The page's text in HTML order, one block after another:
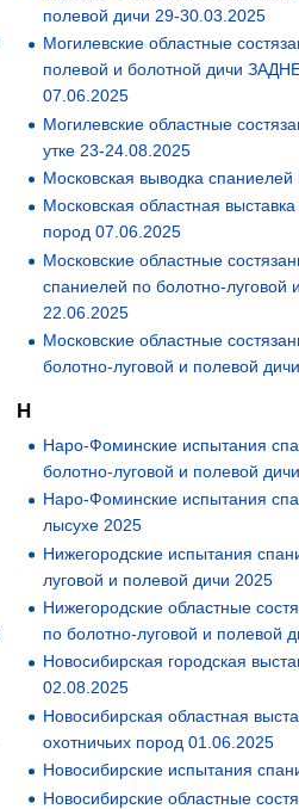
полевой дичи 29-30.03.2025
Могилевские областные
полевой и болотной дичи
07.06.2025
Могилевские областные
утке 23-24.08.2025
Московская выводка
Московская областная
пород 07.06.2025
Московские областные
спаниелей по болотно-луговой
22.06.2025
Московские областные
болотно-луговой и полевой
Н
Наро-Фоминские испытания
болотно-луговой и полевой
Наро-Фоминские испытания
лысухе 2025
Нижегородские испытания
луговой и полевой дичи 2025
Нижегородские областные
по болотно-луговой и полевой
Новосибирская городская
02.08.2025
Новосибирская областная
охотничьих пород 01.06.2025
Новосибирские испытания
Новосибирские областные